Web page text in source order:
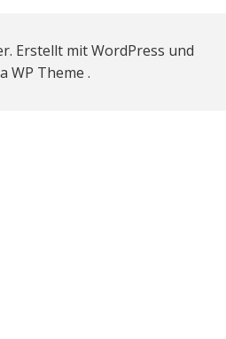
Erstellt mit WordPress und
WP Theme .